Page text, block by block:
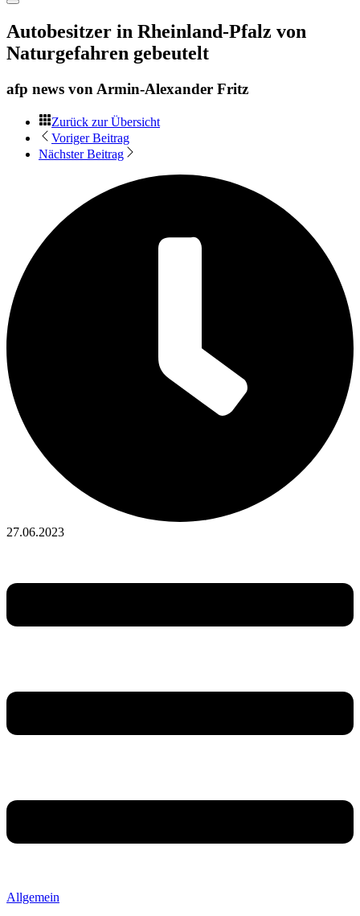
Autobesitzer in Rheinland-Pfalz von
Naturgefahren gebeutelt
afp news von Armin-Alexander Fritz
Zurück zur Übersicht
Voriger Beitrag
Nächster Beitrag
27.06.2023
Allgemein